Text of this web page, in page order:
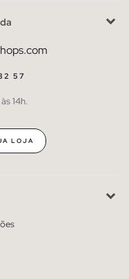
57
14h.
LOJA